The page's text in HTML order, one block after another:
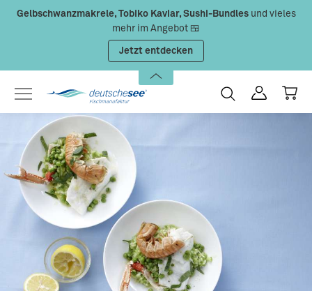
Zum Hauptinhalt springen
Gelbschwanzmakrele, Tobiko Kaviar, Sushi-Bundlesund vieles
mehr im Angebot 🍱
Jetzt entdecken